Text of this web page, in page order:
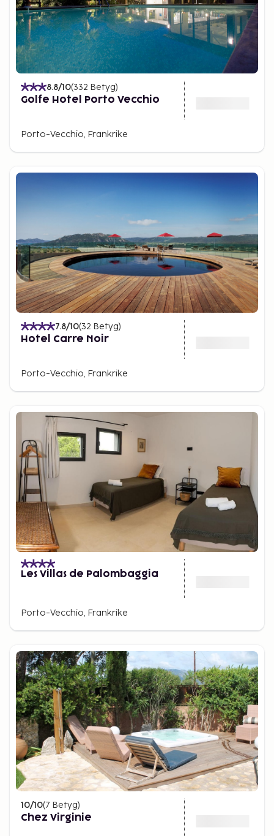
8.8/10(332 Betyg)
Golfe Hotel Porto Vecchio
Porto-Vecchio, Frankrike
7.8/10(32 Betyg)
Hotel Carre Noir
Porto-Vecchio, Frankrike
Les Villas de Palombaggia
Porto-Vecchio, Frankrike
10/10(7 Betyg)
Chez Virginie